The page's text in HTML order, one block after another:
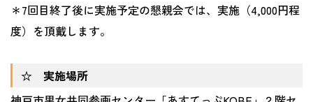
＊7回目終了後に実施予定の懇親会では、実施（4,000円程
度）を頂戴します。
☆ 実施場所